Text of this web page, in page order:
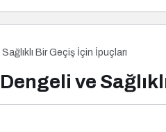
Bir Geçiş İçin İpuçları
ve